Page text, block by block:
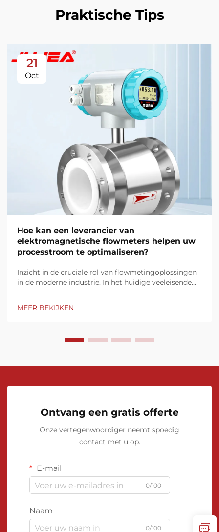
Praktische Tips
21
Oct
Hoe kan een leverancier van
elektromagnetische flowmeters helpen uw
processtroom te optimaliseren?
Inzicht in de cruciale rol van flowmetingoplossingen
in de moderne industrie. In het huidige veeleisende
concurrentievoordeel. Een leverancier van
MEER BEKIJKEN
Ontvang een gratis offerte
Onze vertegenwoordiger neemt spoedig
contact met u op.
E-mail
0/100
Naam
0/100